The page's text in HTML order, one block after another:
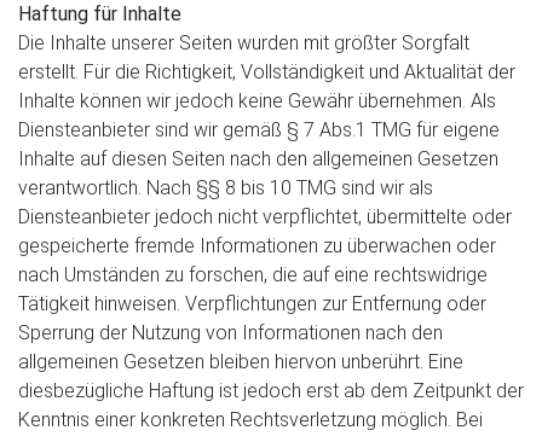
Haftung für Inhalte
Die Inhalte unserer Seiten wurden mit größter Sorgfalt
erstellt. Für die Richtigkeit, Vollständigkeit und Aktualität der
Inhalte können wir jedoch keine Gewähr übernehmen. Als
Diensteanbieter sind wir gemäß § 7 Abs.1 TMG für eigene
Inhalte auf diesen Seiten nach den allgemeinen Gesetzen
verantwortlich. Nach §§ 8 bis 10 TMG sind wir als
Diensteanbieter jedoch nicht verpflichtet, übermittelte oder
gespeicherte fremde Informationen zu überwachen oder
nach Umständen zu forschen, die auf eine rechtswidrige
Tätigkeit hinweisen. Verpflichtungen zur Entfernung oder
Sperrung der Nutzung von Informationen nach den
allgemeinen Gesetzen bleiben hiervon unberührt. Eine
diesbezügliche Haftung ist jedoch erst ab dem Zeitpunkt der
Kenntnis einer konkreten Rechtsverletzung möglich. Bei